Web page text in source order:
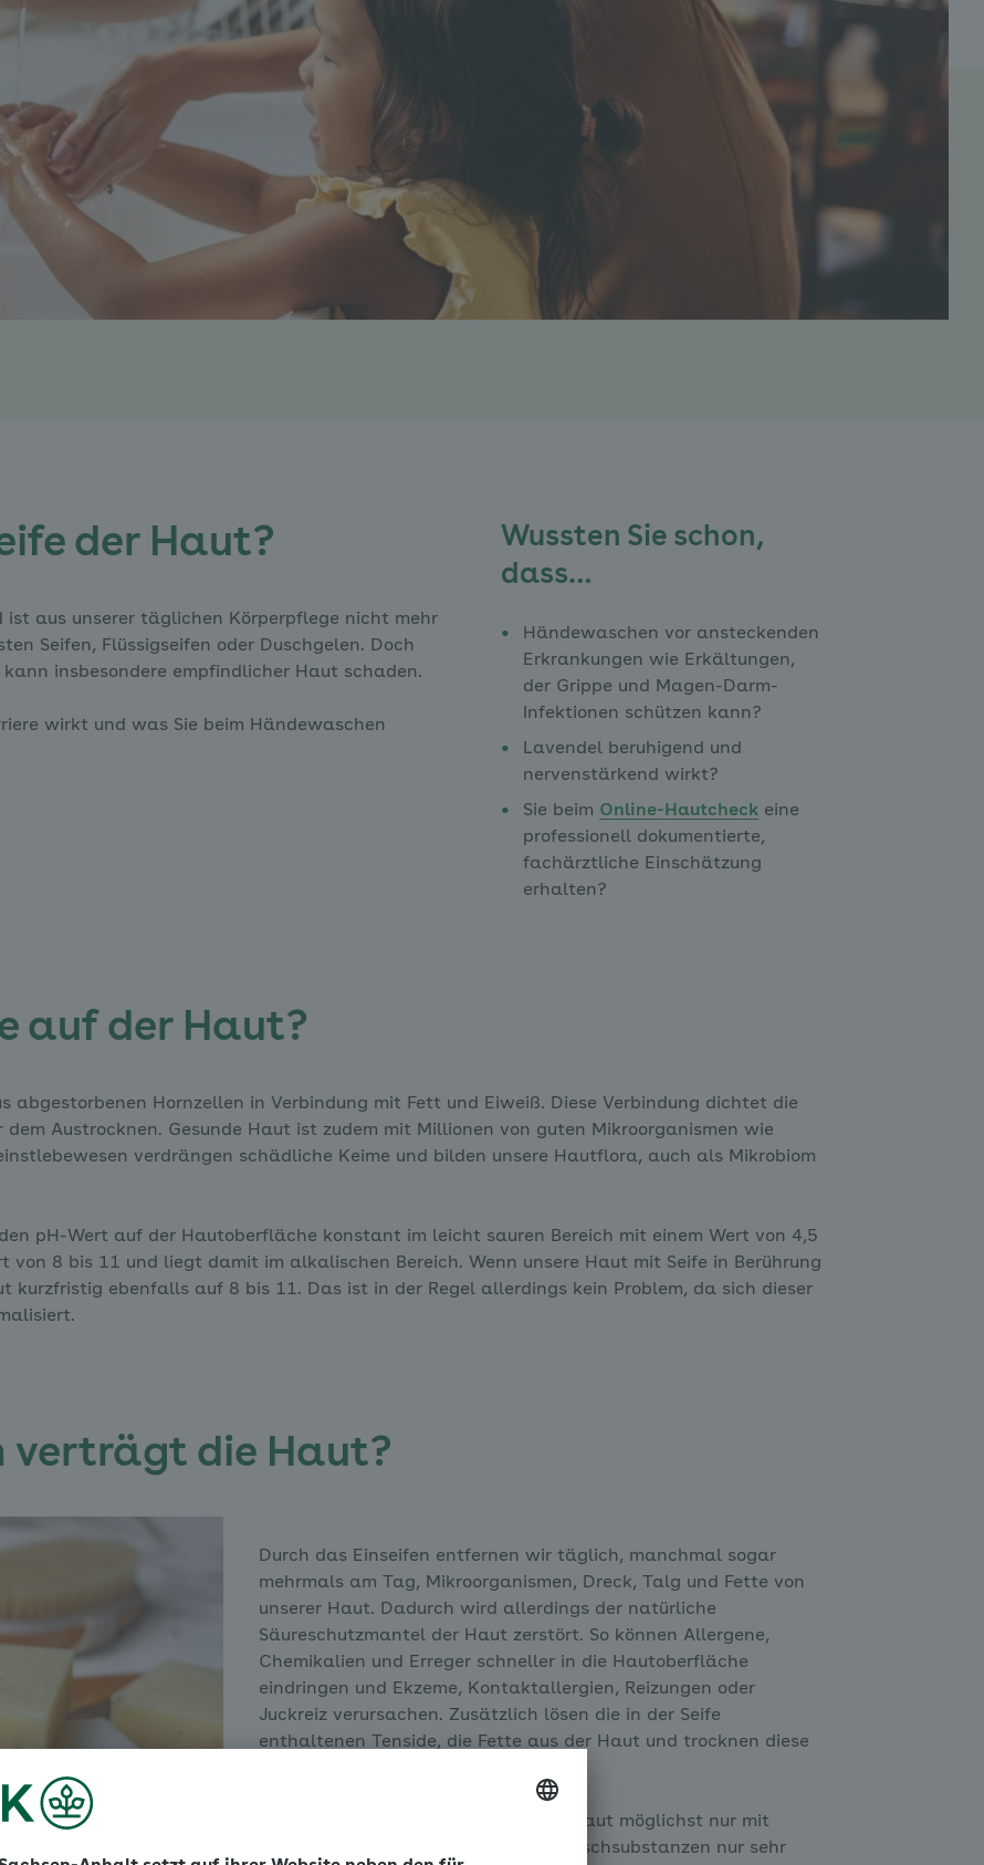
der Haut?
ist aus unserer täglichen Körperpflege nicht mehr
Seifen, Flüssigseifen oder Duschgelen. Doch
insbesondere empfindlicher Haut schaden.
wirkt und was Sie beim Händewaschen
Wussten Sie schon,
dass…
Händewaschen vor ansteckenden
Erkrankungen wie Erkältungen,
der Grippe und Magen-Darm-
Infektionen schützen kann?
Lavendel beruhigend und
nervenstärkend wirkt?
Sie beim Online-Hautcheckeine
professionell dokumentierte,
fachärztliche Einschätzung
erhalten?
auf der Haut?
abgestorbenen Hornzellen in Verbindung mit Fett und Eiweiß. Diese Verbindung dichtet die
Austrocknen. Gesunde Haut ist zudem mit Millionen von guten Mikroorganismen wie
verdrängen schädliche Keime und bilden unsere Hautflora, auch als Mikrobiom
pH-Wert auf der Hautoberfläche konstant im leicht sauren Bereich mit einem Wert von 4,5
von 8 bis 11 und liegt damit im alkalischen Bereich. Wenn unsere Haut mit Seife in Berührung
kurzfristig ebenfalls auf 8 bis 11. Das ist in der Regel allerdings kein Problem, da sich dieser
verträgt die Haut?
Durch das Einseifen entfernen wir täglich, manchmal sogar
mehrmals am Tag, Mikroorganismen, Dreck, Talg und Fette von
unserer Haut. Dadurch wird allerdings der natürliche
Säureschutzmantel der Haut zerstört. So können Allergene,
Chemikalien und Erreger schneller in die Hautoberfläche
eindringen und Ekzeme, Kontaktallergien, Reizungen oder
Juckreiz verursachen. Zusätzlich lösen die in der Seife
enthaltenen Tenside, die Fette aus der Haut und trocknen diese
Dermatologen empfehlen daher die Haut möglichst nur mit
Wasser zu reinigen und Seife oder Waschsubstanzen nur sehr